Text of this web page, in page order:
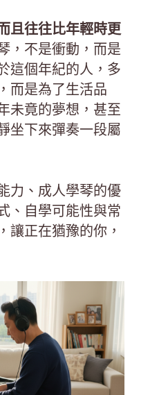
且往往比年輕時更
，不是衝動，而是
這個年紀的人，多
而是為了生活品
未竟的夢想，甚至
坐下來彈奏一段屬
力、成人學琴的優
、自學可能性與常
讓正在猶豫的你，